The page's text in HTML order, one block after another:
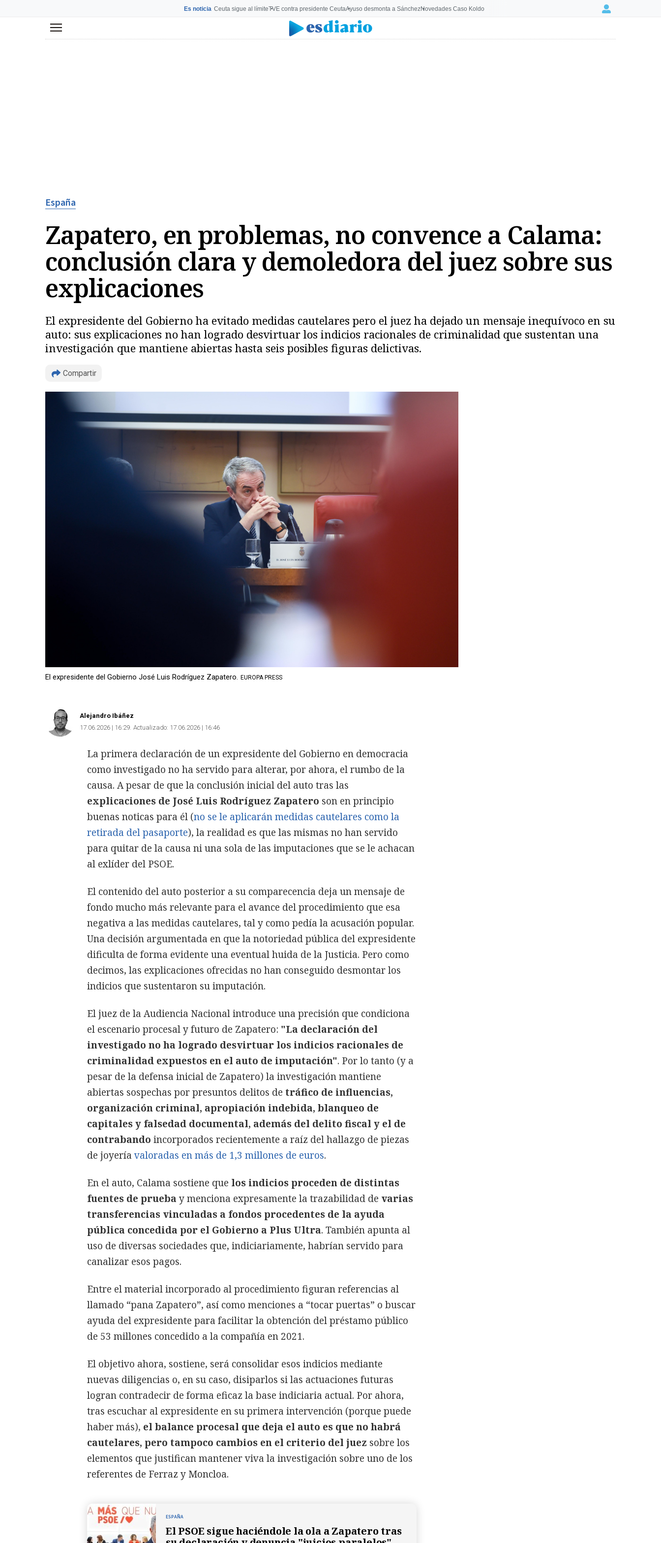
Es noticia Ceuta sigue al límiteTVE contra presidente CeutaAyuso desmonta a SánchezNovedades Caso Koldo Login
Menú
España
Zapatero, en problemas, no convence a Calama:
conclusión clara y demoledora del juez sobre sus
explicaciones
El expresidente del Gobierno ha evitado medidas cautelares pero el juez ha dejado un mensaje inequívoco en su
auto: sus explicaciones no han logrado desvirtuar los indicios racionales de criminalidad que sustentan una
investigación que mantiene abiertas hasta seis posibles figuras delictivas.
Compartir
Copiar
El expresidente del Gobierno José Luis Rodríguez Zapatero. EUROPA PRESS
Alejandro Ibáñez
17.06.2026 | 16:29 Actualizado: 17.06.2026 | 16:46
La primera declaración de un expresidente del Gobierno en democracia
como investigado no ha servido para alterar, por ahora, el rumbo de la
causa. A pesar de que la conclusión inicial del auto tras las
explicaciones de José Luis Rodríguez Zapatero son en principio
buenas noticas para él (no se le aplicarán medidas cautelares como la
retirada del pasaporte), la realidad es que las mismas no han servido
para quitar de la causa ni una sola de las imputaciones que se le achacan
al exlíder del PSOE.
El contenido del auto posterior a su comparecencia deja un mensaje de
fondo mucho más relevante para el avance del procedimiento que esa
negativa a las medidas cautelares, tal y como pedía la acusación popular.
Una decisión argumentada en que la notoriedad pública del expresidente
dificulta de forma evidente una eventual huida de la Justicia. Pero como
decimos, las explicaciones ofrecidas no han conseguido desmontar los
indicios que sustentaron su imputación.
El juez de la Audiencia Nacional introduce una precisión que condiciona
el escenario procesal y futuro de Zapatero: "La declaración del
investigado no ha logrado desvirtuar los indicios racionales de
criminalidad expuestos en el auto de imputación". Por lo tanto (y a
pesar de la defensa inicial de Zapatero) la investigación mantiene
abiertas sospechas por presuntos delitos de tráfico de influencias,
organización criminal, apropiación indebida, blanqueo de
capitales y falsedad documental, además del delito fiscal y el de
contrabando incorporados recientemente a raíz del hallazgo de piezas
de joyeríavaloradas en más de 1,3 millones de euros.
En el auto, Calama sostiene que los indicios proceden de distintas
fuentes de prueba y menciona expresamente la trazabilidad de varias
transferencias vinculadas a fondos procedentes de la ayuda
pública concedida por el Gobierno a Plus Ultra. También apunta al
uso de diversas sociedades que, indiciariamente, habrían servido para
canalizar esos pagos.
Entre el material incorporado al procedimiento figuran referencias al
llamado “pana Zapatero”, así como menciones a “tocar puertas” o buscar
ayuda del expresidente para facilitar la obtención del préstamo público
de 53 millones concedido a la compañía en 2021.
El objetivo ahora, sostiene, será consolidar esos indicios mediante
nuevas diligencias o, en su caso, disiparlos si las actuaciones futuras
logran contradecir de forma eficaz la base indiciaria actual. Por ahora,
tras escuchar al expresidente en su primera intervención (porque puede
haber más), el balance procesal que deja el auto es que no habrá
cautelares, pero tampoco cambios en el criterio del juez sobre los
elementos que justifican mantener viva la investigación sobre uno de los
referentes de Ferraz y Moncloa.
ESPAÑA
El PSOE sigue haciéndole la ola a Zapatero tras